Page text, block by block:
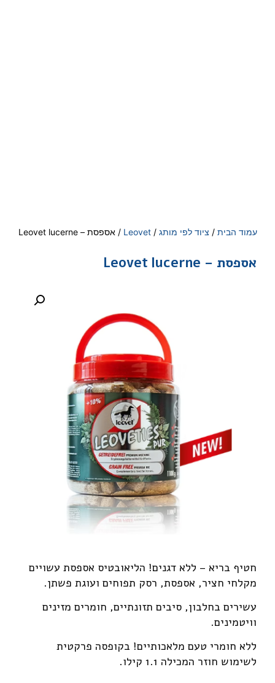
עמוד הבית / ציוד לפי מותג /
Leovet / אספסת – Leovet lucerne
אספסת – Leovet lucerne
חטיף בריא – ללא דגנים! הליאובטיס אספסת עשויים
מקלחי חציר, אספסת, רסק תפוחים ועוגת פשתן.
עשירים בחלבון, סיבים תזונתיים, חומרים מזינים
וויטמינים.
ללא חומרי טעם מלאכותיים! בקופסה פרקטית
לשימוש חוזר המכילה 1.1 קילו.